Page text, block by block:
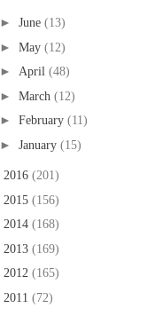
► June (13)
► May (12)
► April (48)
► March (12)
► February (11)
► January (15)
2016 (201)
2015 (156)
2014 (168)
2013 (169)
2012 (165)
2011 (72)